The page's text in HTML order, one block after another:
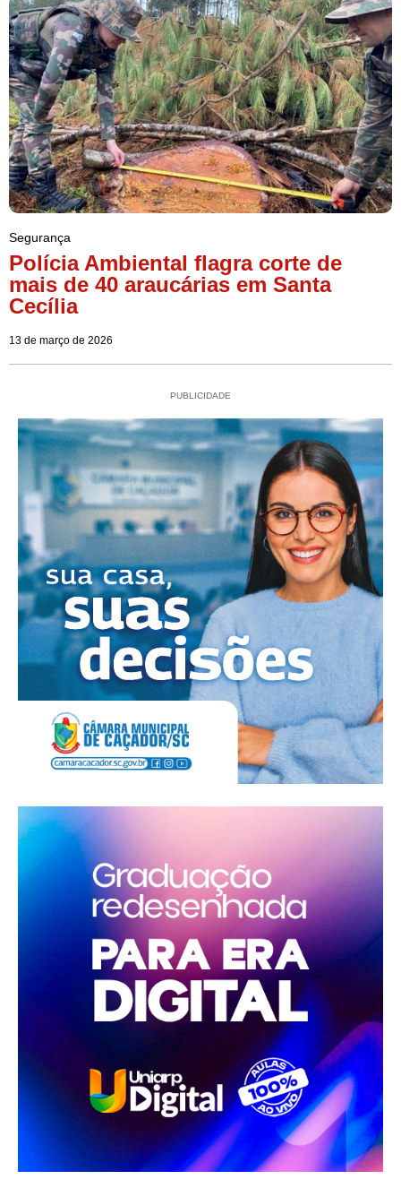
Segurança
Polícia Ambiental flagra corte de
mais de 40 araucárias em Santa
Cecília
13 de março de 2026
PUBLICIDADE